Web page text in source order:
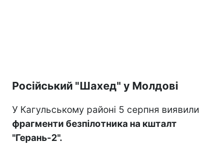
Російський "Шахед" у Молдові
У Кагульському районі 5 серпня виявили
фрагменти безпілотника на кшталт
"Герань-2".